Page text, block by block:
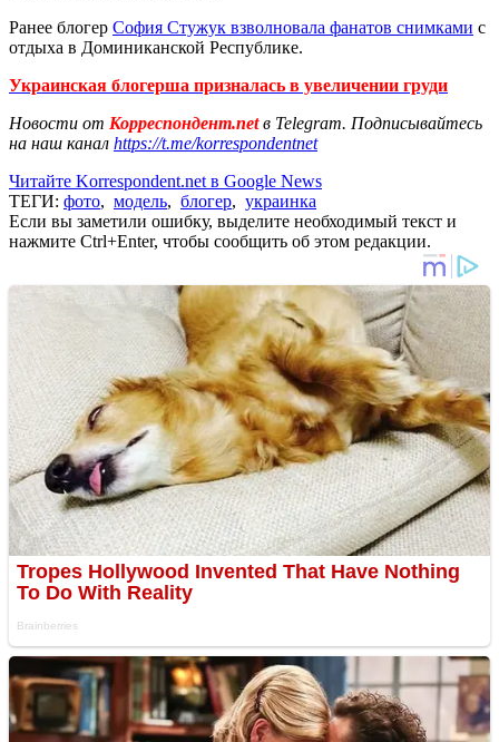
Ранее блогер София Стужук взволновала фанатов снимками с
отдыха в Доминиканской Республике.
Украинская блогерша призналась в увеличении груди
Новости от Корреспондент.netв Telegram. Подписывайтесь
на наш канал https://t.me/korrespondentnet
Читайте Korrespondent.net в Google News
ТЕГИ: фото, модель, блогер, украинка
Если вы заметили ошибку, выделите необходимый текст и
нажмите Ctrl+Enter, чтобы сообщить об этом редакции.